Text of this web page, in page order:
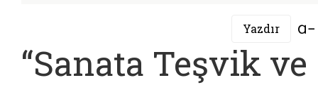
Yazdır
“Sanata Teşvik ve